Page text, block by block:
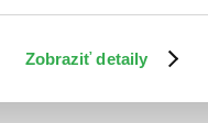
Zobraziť detaily